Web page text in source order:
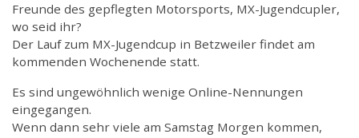
Freunde des gepflegten Motorsports, MX-Jugendcupler,
wo seid ihr?
Der Lauf zum MX-Jugendcup in Betzweiler findet am
kommenden Wochenende statt.
Es sind ungewöhnlich wenige Online-Nennungen
eingegangen.
Wenn dann sehr viele am Samstag Morgen kommen,